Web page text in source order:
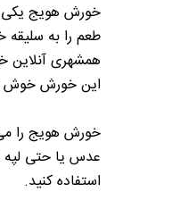
خورش هویج یکی
طعم را به
همشهری آنلاین
این خورش خوش
خورش هویج را
عدس یا حتی لپه
استفاده کنید.